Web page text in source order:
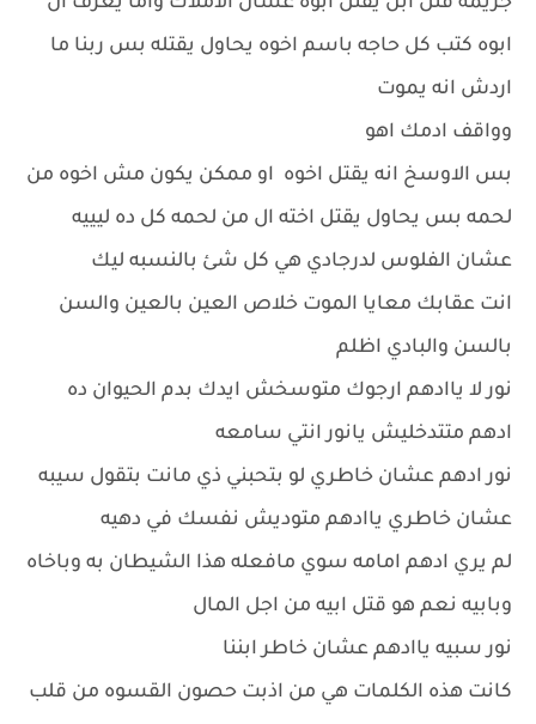
ابوه كتب كل حاجه باسم اخوه يحاول يقتله بس ربنا ما
اردش انه يموت
وواقف ادمك اهو
بس الاوسخ انه يقتل اخوه او ممكن يكون مش اخوه من
لحمه بس يحاول يقتل اخته ال من لحمه كل ده ليييه
عشان الفلوس لدرجادي هي كل شئ بالنسبه ليك
انت عقابك معايا الموت خلاص العين بالعين والسن
بالسن والبادي اظلم
نور لا ياادهم ارجوك متوسخش ايدك بدم الحيوان ده
ادهم متتدخليش يانور انتي سامعه
نور ادهم عشان خاطري لو بتحبني ذي مانت بتقول سيبه
عشان خاطري ياادهم متوديش نفسك في دهيه
لم يري ادهم امامه سوي مافعله هذا الشيطان به وباخاه
وبابيه نعم هو قتل ابيه من اجل المال
نور سبيه ياادهم عشان خاطر ابننا
كانت هذه الكلمات هي من اذبت حصون القسوه من قلب